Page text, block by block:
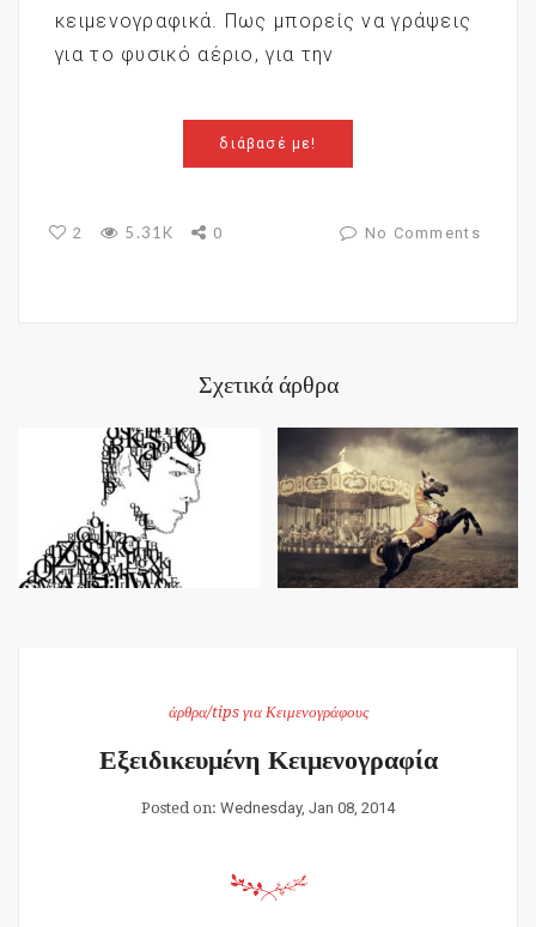
κειμενογραφικά. Πως μπορείς να γράψεις
για το φυσικό αέριο, για την
διάβασέ με!
2 5.31K 0 No Comments
Σχετικά άρθρα
άρθρα/tips για Κειμενογράφους
Εξειδικευμένη Κειμενογραφία
Posted on: Wednesday, Jan 08, 2014